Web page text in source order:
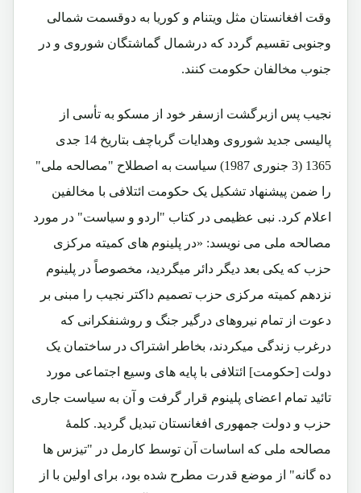
وقت افغانستان مثل ویتنام و کوریا به دوقسمت شمالی
وجنوبی تقسیم گردد که درشمال گماشتگان شوروی و در
جنوب مخالفان حکومت کنند.
نجیب پس ازبرگشت ازسفر خود از مسکو به تأسی از
پالیسی جدید شوروی وهدایات گرباچف بتاریخ 14 جدی
1365 (3 جنوری 1987) سیاست به اصطلاح "مصالحه ملی"
را ضمن پیشنهاد تشکیل یک حکومت ائتلافی با مخالفین
اعلام کرد. نبی عظیمی در کتاب "اردو و سیاست" در مورد
مصالحه ملی می نویسد: «در پلینوم های کمیته مرکزی
حزب که یکی بعد دیگر دائر میگردید، مخصوصاً در پلینوم
نزدهم کمیته مرکزی حزب تصمیم داکتر نجیب را مبنی بر
دعوت از تمام نیروهای درگیر جنگ و روشنفکرانی که
درغرب زندگی میکردند، بخاطر اشتراک در ساختمان یک
دولت [حکومت] ائتلافی با پایه های وسیع اجتماعی مورد
تائید تمام اعضای پلینوم قرار گرفت و آن به سیاست جاری
حزب و دولت جمهوری افغانستان تبدیل گردید. کلمۀ
مصالحه ملی که اساسات آن توسط کارمل در "تیزس ها
ده گانه" از موضع قدرت مطرح شده بود، برای اولین با از